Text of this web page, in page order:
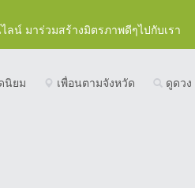
น์ มาร่วมสร้างมิตรภาพดีๆไปกับเรา
นิยม เพื่อนตามจังหวัด ดูดวง